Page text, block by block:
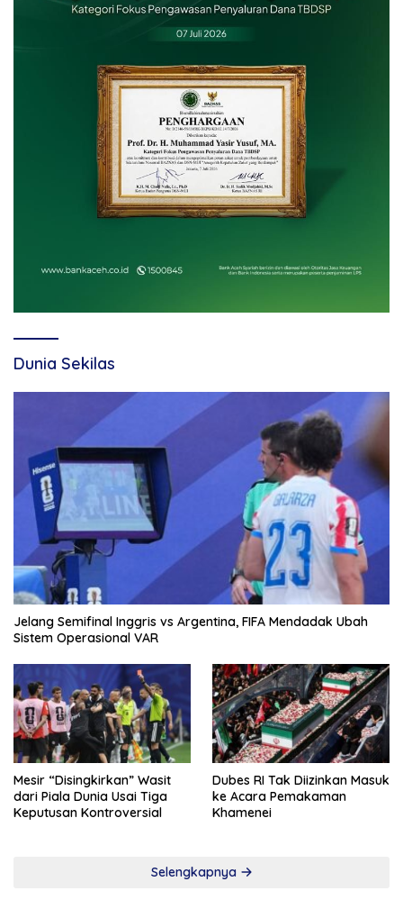
Dunia Sekilas
Jelang Semifinal Inggris vs Argentina, FIFA Mendadak Ubah
Sistem Operasional VAR
Mesir “Disingkirkan” Wasit
dari Piala Dunia Usai Tiga
Keputusan Kontroversial
Dubes RI Tak Diizinkan Masuk
ke Acara Pemakaman
Khamenei
Selengkapnya